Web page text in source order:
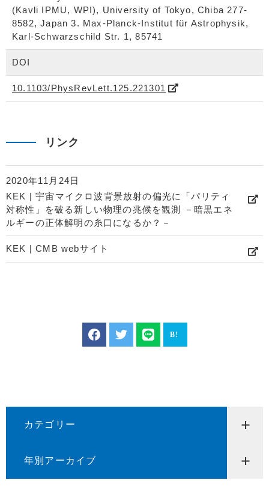
カテゴリー
年別アーカイブ
(Kavli IPMU, WPI), University of Tokyo, Chiba 277-
8582, Japan 3. Max-Planck-Institut für Astrophysik,
Karl-Schwarzschild Str. 1, 85741
DOI
10.1103/PhysRevLett.125.221301
リンク
2020年11月24日
KEK | 宇宙マイクロ波背景放射の偏光に「パリティ
対称性」を破る新しい物理の兆候を観測 －暗黒エネ
ルギーの正体解明の糸口になるか？－
KEK | CMB webサイト